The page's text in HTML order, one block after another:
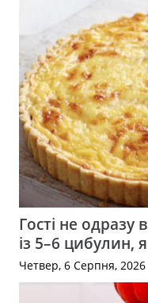
Гості не одразу
із 5–6 цибулин,
Четвер, 6 Серпня, 2026